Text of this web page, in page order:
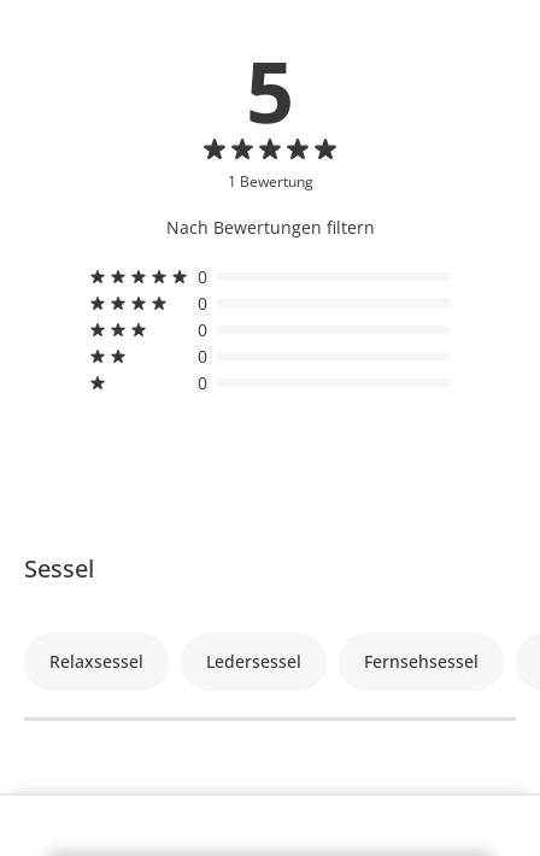
5
1 Bewertung
Nach Bewertungen filtern
0
0
0
0
0
Sessel
Relaxsessel Ledersessel Fernsehsessel